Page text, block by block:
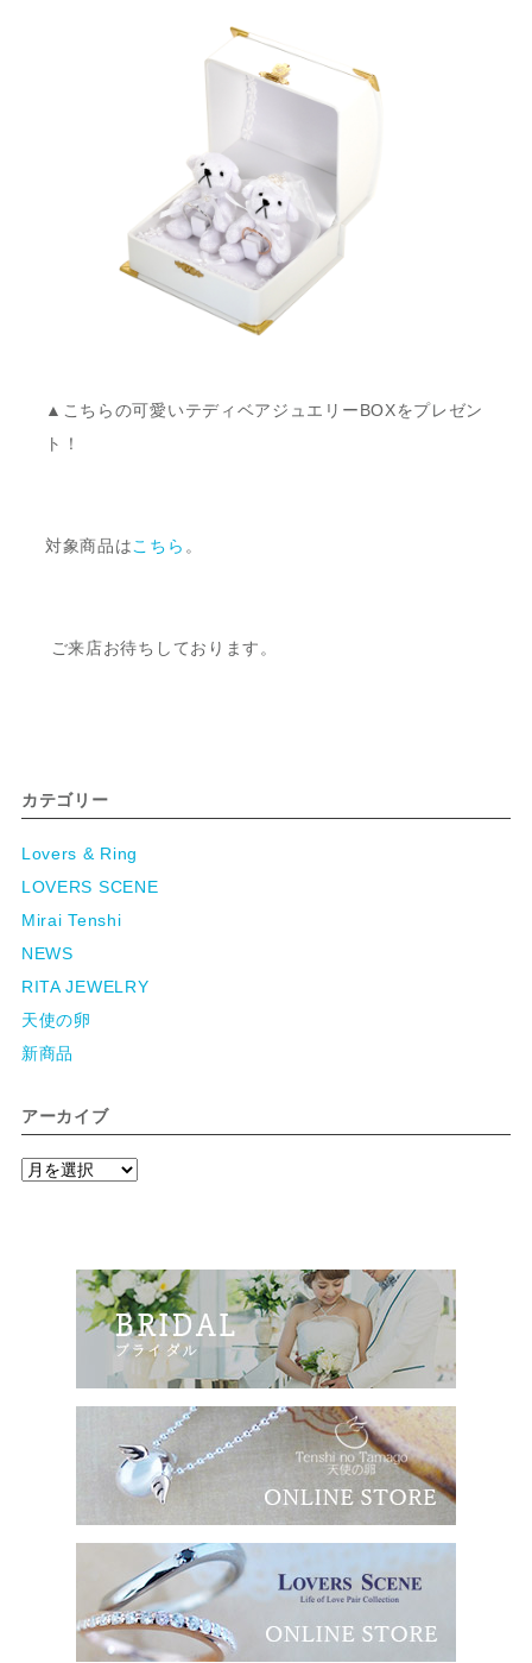
▲こちらの可愛いテディベアジュエリーBOXをプレゼン
ト！
対象商品はこちら 。
ご来店お待ちしております。
カテゴリー
Lovers & Ring
LOVERS SCENE
Mirai Tenshi
NEWS
RITA JEWELRY
天使の卵
新商品
アーカイブ